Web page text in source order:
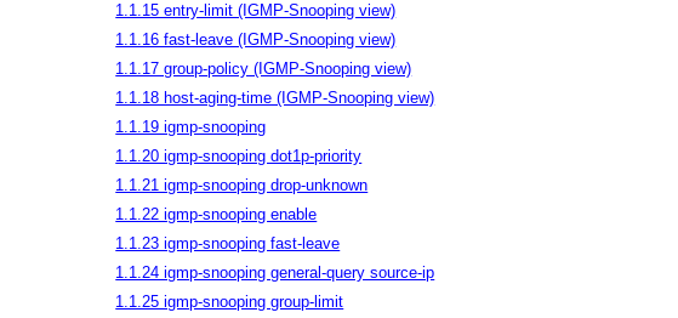
1.1.15 entry-limit (IGMP-Snooping view)
1.1.16 fast-leave (IGMP-Snooping view)
1.1.17 group-policy (IGMP-Snooping view)
1.1.18 host-aging-time (IGMP-Snooping view)
1.1.19 igmp-snooping
1.1.20 igmp-snooping dot1p-priority
1.1.21 igmp-snooping drop-unknown
1.1.22 igmp-snooping enable
1.1.23 igmp-snooping fast-leave
1.1.24 igmp-snooping general-query source-ip
1.1.25 igmp-snooping group-limit